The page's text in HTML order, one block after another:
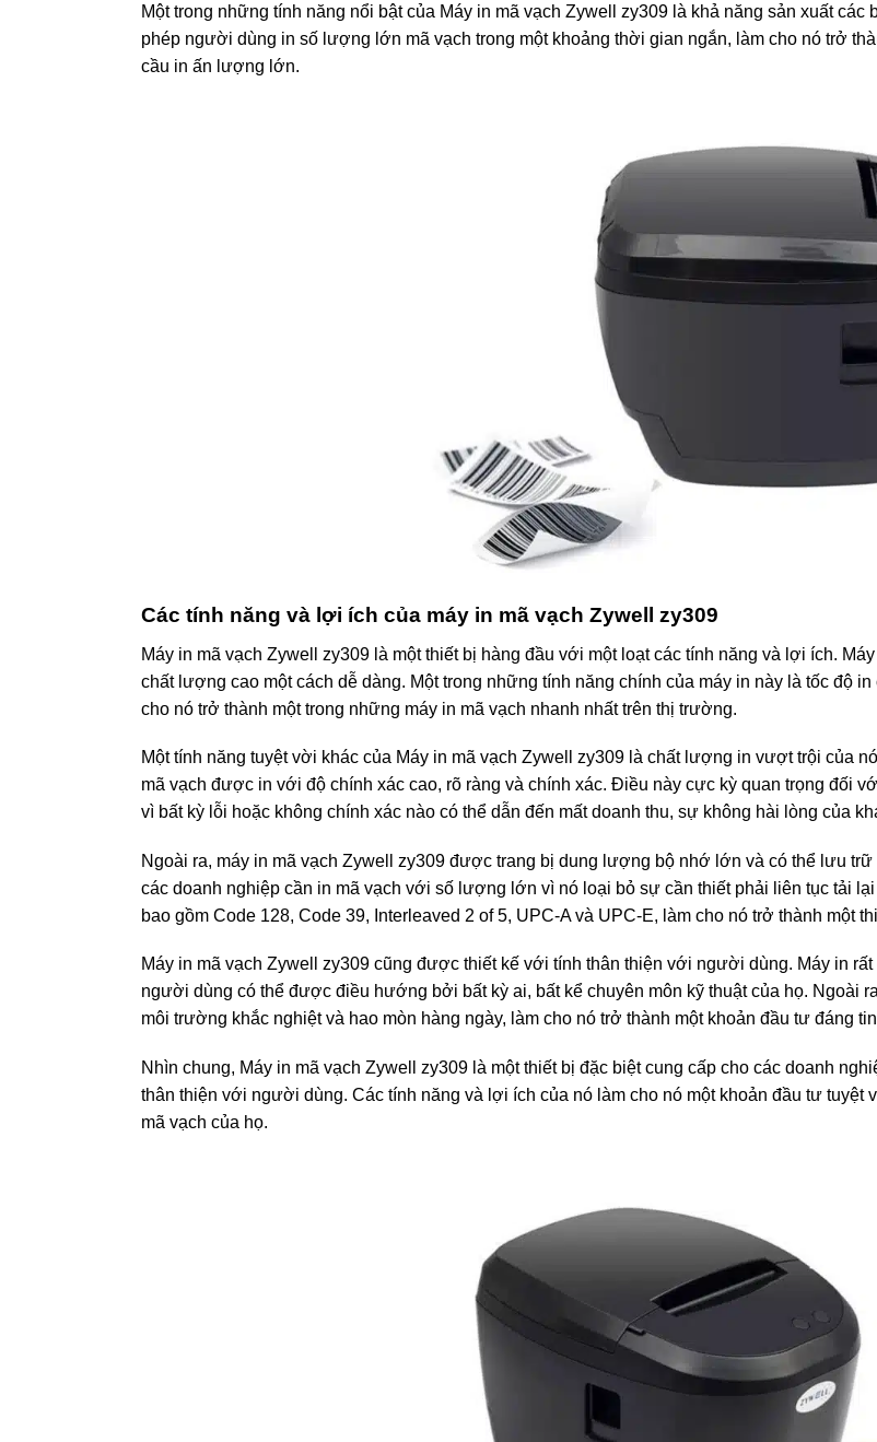
Một trong những tính năng nổi bật của Máy in mã vạch Zywell zy309 là khả năng sản xuất
phép người dùng in số lượng lớn mã vạch trong một khoảng thời gian ngắn, làm cho nó trở
cầu in ấn lượng lớn.
Các tính năng và lợi ích của máy in mã vạch Zywell zy309
Máy in mã vạch Zywell zy309 là một thiết bị hàng đầu với một loạt các tính năng và lợi ích.
chất lượng cao một cách dễ dàng. Một trong những tính năng chính của máy in này là tốc độ
cho nó trở thành một trong những máy in mã vạch nhanh nhất trên thị trường.
Một tính năng tuyệt vời khác của Máy in mã vạch Zywell zy309 là chất lượng in vượt trội của
mã vạch được in với độ chính xác cao, rõ ràng và chính xác. Điều này cực kỳ quan trọng đối
vì bất kỳ lỗi hoặc không chính xác nào có thể dẫn đến mất doanh thu, sự không hài lòng của
Ngoài ra, máy in mã vạch Zywell zy309 được trang bị dung lượng bộ nhớ lớn và có thể lưu
các doanh nghiệp cần in mã vạch với số lượng lớn vì nó loại bỏ sự cần thiết phải liên tục tải
bao gồm Code 128, Code 39, Interleaved 2 of 5, UPC-A và UPC-E, làm cho nó trở thành một
Máy in mã vạch Zywell zy309 cũng được thiết kế với tính thân thiện với người dùng. Máy in
người dùng có thể được điều hướng bởi bất kỳ ai, bất kể chuyên môn kỹ thuật của họ. Ngoài
môi trường khắc nghiệt và hao mòn hàng ngày, làm cho nó trở thành một khoản đầu tư đáng
Nhìn chung, Máy in mã vạch Zywell zy309 là một thiết bị đặc biệt cung cấp cho các doanh
thân thiện với người dùng. Các tính năng và lợi ích của nó làm cho nó một khoản đầu tư tuyệt
mã vạch của họ.